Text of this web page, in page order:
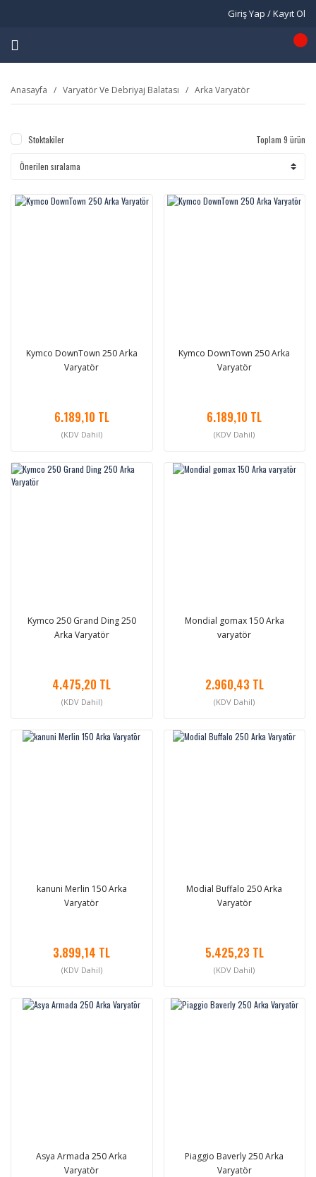
Giriş Yap / Kayıt Ol
Anasayfa Varyatör Ve Debriyaj Balatası Arka Varyatör
Stoktakiler Toplam 9 ürün
Kymco DownTown 250 Arka
Varyatör
6.189,10 TL
(KDV Dahil)
Kymco DownTown 250 Arka
Varyatör
6.189,10 TL
(KDV Dahil)
Kymco 250 Grand Ding 250
Arka Varyatör
4.475,20 TL
(KDV Dahil)
Mondial gomax 150 Arka
varyatör
2.960,43 TL
(KDV Dahil)
kanuni Merlin 150 Arka
Varyatör
3.899,14 TL
(KDV Dahil)
Modial Buffalo 250 Arka
Varyatör
5.425,23 TL
(KDV Dahil)
Asya Armada 250 Arka
Varyatör
Piaggio Baverly 250 Arka
Varyatör